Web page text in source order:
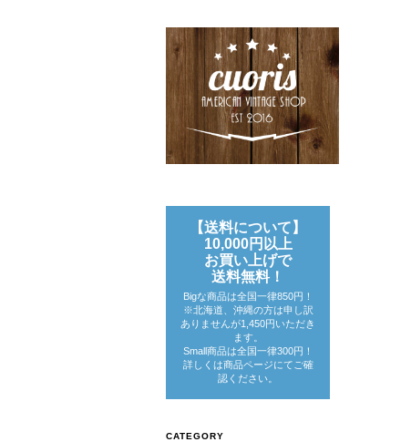
【送料について】
10,000円以上
お買い上げで
送料無料！
Bigな商品は全国一律850円！
※北海道、沖縄の方は申し訳
ありませんが1,450円いただき
ます。
Small商品は全国一律300円！
詳しくは商品ページにてご確
認ください。
CATEGORY